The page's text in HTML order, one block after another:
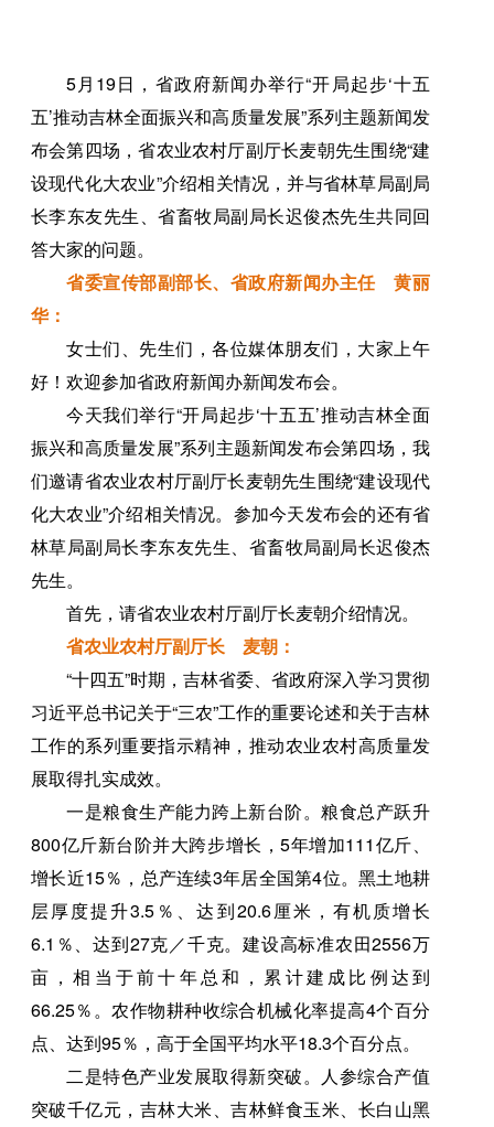
5月19日，省政府新闻办举行“开局起步‘十五
五’推动吉林全面振兴和高质量发展”系列主题新闻发
布会第四场，省农业农村厅副厅长麦朝先生围绕“建
设现代化大农业”介绍相关情况，并与省林草局副局
长李东友先生、省畜牧局副局长迟俊杰先生共同回
答大家的问题。
省委宣传部副部长、省政府新闻办主任 黄丽
华：
女士们、先生们，各位媒体朋友们，大家上午
好！欢迎参加省政府新闻办新闻发布会。
今天我们举行“开局起步‘十五五’推动吉林全面
振兴和高质量发展”系列主题新闻发布会第四场，我
们邀请省农业农村厅副厅长麦朝先生围绕“建设现代
化大农业”介绍相关情况。参加今天发布会的还有省
林草局副局长李东友先生、省畜牧局副局长迟俊杰
先生。
首先，请省农业农村厅副厅长麦朝介绍情况。
省农业农村厅副厅长 麦朝：
“十四五”时期，吉林省委、省政府深入学习贯彻
习近平总书记关于“三农”工作的重要论述和关于吉林
工作的系列重要指示精神，推动农业农村高质量发
展取得扎实成效。
一是粮食生产能力跨上新台阶。粮食总产跃升
800亿斤新台阶并大跨步增长，5年增加111亿斤、
增长近15％，总产连续3年居全国第4位。黑土地耕
层厚度提升3.5％、达到20.6厘米，有机质增长
6.1％、达到27克／千克。建设高标准农田2556万
亩，相当于前十年总和，累计建成比例达到
66.25％。农作物耕种收综合机械化率提高4个百分
点、达到95％，高于全国平均水平18.3个百分点。
二是特色产业发展取得新突破。人参综合产值
突破千亿元，吉林大米、吉林鲜食玉米、长白山黑